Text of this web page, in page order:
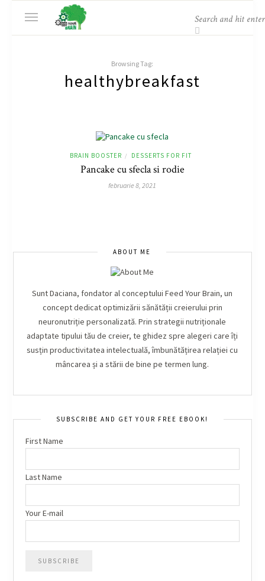
Browsing Tag:
healthybreakfast
BRAIN BOOSTER / DESSERTS FOR FIT
Pancake cu sfecla si rodie
februarie 8, 2021
ABOUT ME
Sunt Daciana, fondator al conceptului Feed Your Brain, un
concept dedicat optimizării sănătății creierului prin
neuronutriție personalizată. Prin strategii nutriționale
adaptate tipului tău de creier, te ghidez spre alegeri care îți
susțin productivitatea intelectuală, îmbunătățirea relației cu
mâncarea și a stării de bine pe termen lung.
SUBSCRIBE AND GET YOUR FREE EBOOK!
First Name
Last Name
Your E-mail